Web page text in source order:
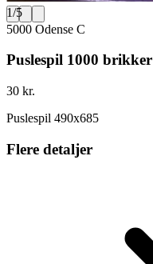
1/5
5000 Odense C
Puslespil 1000 brikker
30 kr.
Puslespil 490x685
Flere detaljer